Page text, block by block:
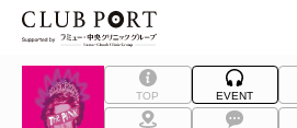
TOP EVENT